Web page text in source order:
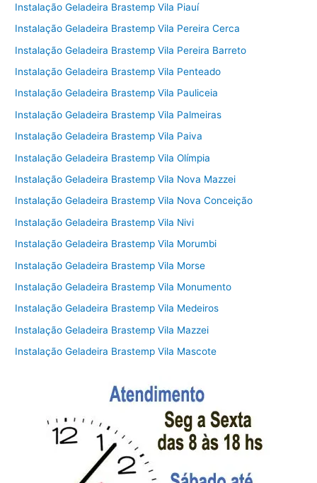
Instalação Geladeira Brastemp Vila Piauí
Instalação Geladeira Brastemp Vila Pereira Cerca
Instalação Geladeira Brastemp Vila Pereira Barreto
Instalação Geladeira Brastemp Vila Penteado
Instalação Geladeira Brastemp Vila Pauliceia
Instalação Geladeira Brastemp Vila Palmeiras
Instalação Geladeira Brastemp Vila Paiva
Instalação Geladeira Brastemp Vila Olímpia
Instalação Geladeira Brastemp Vila Nova Mazzei
Instalação Geladeira Brastemp Vila Nova Conceição
Instalação Geladeira Brastemp Vila Nivi
Instalação Geladeira Brastemp Vila Morumbi
Instalação Geladeira Brastemp Vila Morse
Instalação Geladeira Brastemp Vila Monumento
Instalação Geladeira Brastemp Vila Medeiros
Instalação Geladeira Brastemp Vila Mazzei
Instalação Geladeira Brastemp Vila Mascote